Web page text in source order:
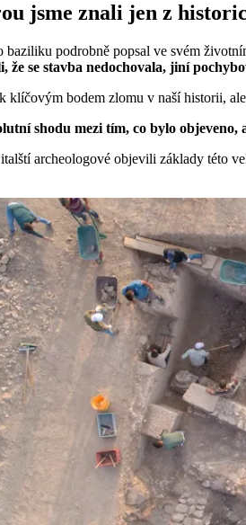
jsme znali jen z
podrobně popsal ve svém
že se stavba nedochovala, jiní
klíčovým bodem zlomu v naší historii,
shodu mezi tím, co bylo
archeologové objevili základy této